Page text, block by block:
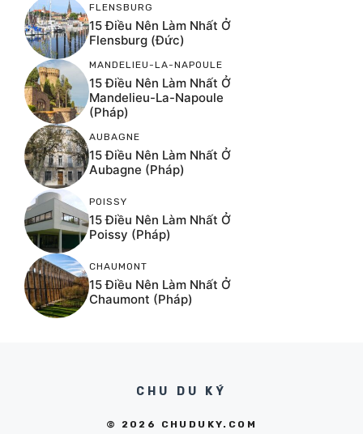
FLENSBURG
15 Điều Nên Làm Nhất Ở
Flensburg (Đức)
MANDELIEU-LA-NAPOULE
15 Điều Nên Làm Nhất Ở
Mandelieu-La-Napoule
(Pháp)
AUBAGNE
15 Điều Nên Làm Nhất Ở
Aubagne (Pháp)
POISSY
15 Điều Nên Làm Nhất Ở
Poissy (Pháp)
CHAUMONT
15 Điều Nên Làm Nhất Ở
Chaumont (Pháp)
CHU DU KÝ
© 2026 CHUDUKY.COM